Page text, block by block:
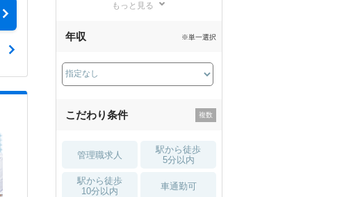
薬局・
もっと見る
年収 ※単一選択
こだわり条件
管理職求人
駅から徒歩
5分以内
駅から徒歩
10分以内
車通勤可